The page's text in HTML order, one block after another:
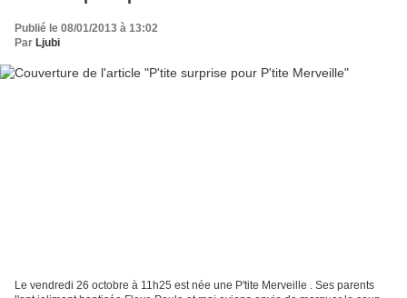
Publié le 08/01/2013 à 13:02
Par Ljubi
Le vendredi 26 octobre à 11h25 est née une P'tite Merveille . Ses parents